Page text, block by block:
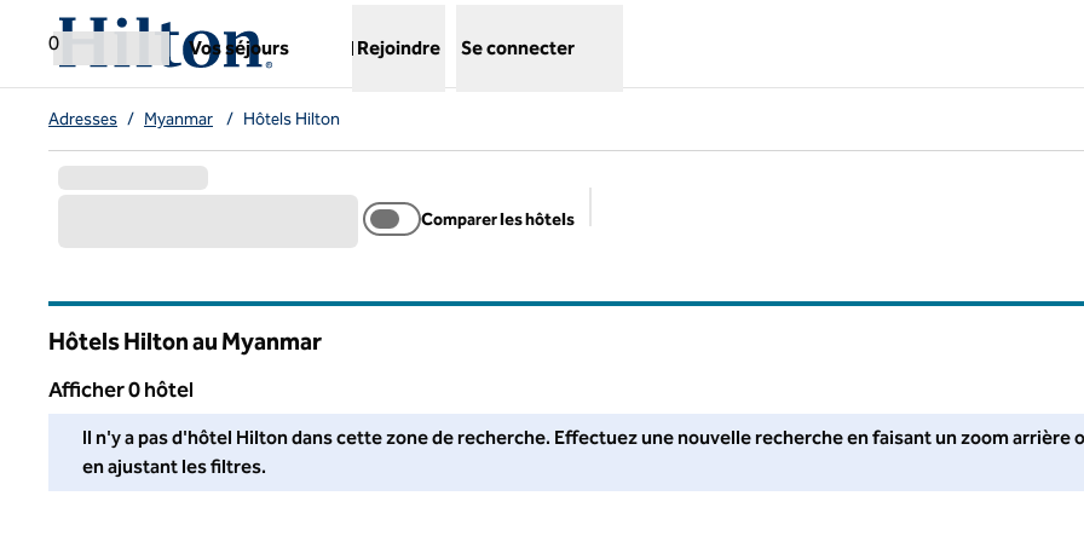
Aller directement au contenu
0
Vos séjours Rejoindre Se connecter
Adresses / Myanmar / Hôtels Hilton
Comparer les hôtels
Hôtels Hilton au Myanmar
Afficher 0 hôtel
Nous n'avons trouvé aucun hôtel pour vous dans cette région. Ajustez vos filtres ou faites un zoom arrière pour obtenir
Il n'y a pas d'hôtel Hilton dans cette zone de recherche. Effectuez une nouvelle recherche en faisant un zoom arrière
en ajustant les filtres.